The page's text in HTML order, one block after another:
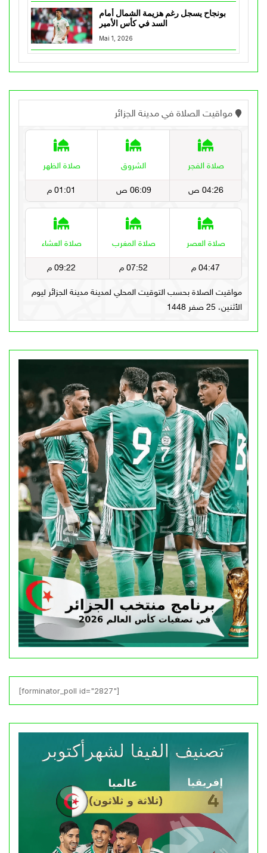
بونجاح يسجل رغم هزيمة الشمال أمام
السد في كأس الأمير
Mai 1, 2026
[forminator_poll id="2827"]